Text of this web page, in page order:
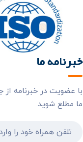
خبرنامه ما
با عضویت در خبرنامه
ما مطلع شوید.